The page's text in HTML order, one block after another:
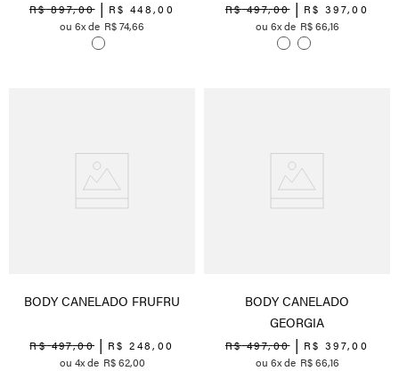
R$ 897,00 R$ 448,00
6
R$74,66
R$ 497,00 R$ 397,00
6
R$66,16
BODY CANELADO FRUFRU
R$ 497,00 R$ 248, 00
4
R$62,00
BODY CANELADO
GEORGIA
R$ 497,00 R$ 397,00
6
R$66,16